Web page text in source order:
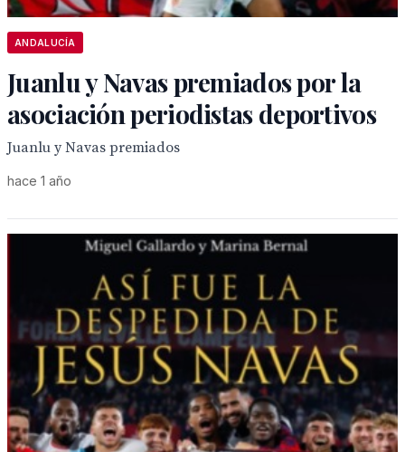
ANDALUCÍA
Juanlu y Navas premiados por la
asociación periodistas deportivos
Juanlu y Navas premiados
hace 1 año